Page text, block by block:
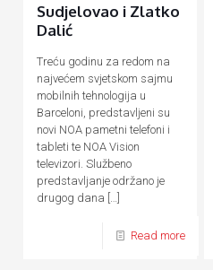
Sudjelovao i Zlatko
Dalić
Treću godinu za redom na
najvećem svjetskom sajmu
mobilnih tehnologija u
Barceloni, predstavljeni su
novi NOA pametni telefoni i
tableti te NOA Vision
televizori. Službeno
predstavljanje održano je
drugog dana […]
Read more